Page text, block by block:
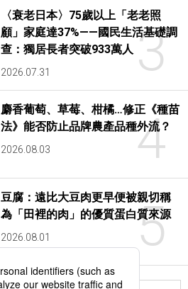
3
〈衰老日本〉75歲以上「老老照
顧」家庭達37%——國民生活基礎調
查：獨居長者突破933萬人
2026.07.31
4
麝香葡萄、草莓、柑橘…修正《種苗
法》能否防止品牌農產品種外流？
2026.08.03
5
豆腐：遠比大豆肉更早便被親切稱
為「田裡的肉」的優質蛋白質來源
2026.08.01